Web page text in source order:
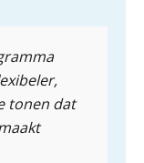
tonen dat